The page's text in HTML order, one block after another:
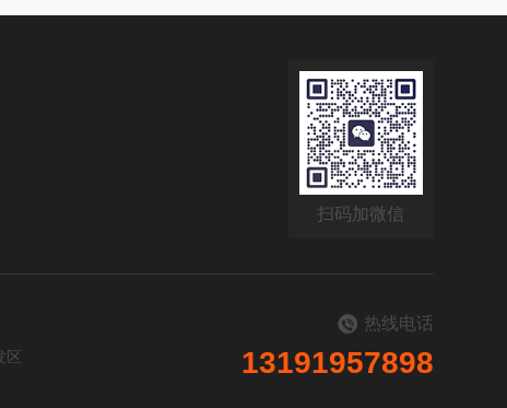
扫码加微信
区
热线电话
13191957898